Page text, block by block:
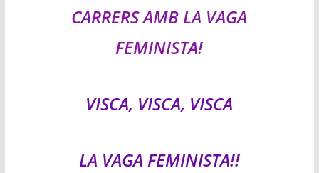
CARRERS AMB LA VAGA
FEMINISTA!
VISCA, VISCA, VISCA
LA VAGA FEMINISTA!!